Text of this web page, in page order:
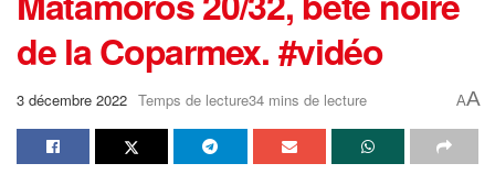
de la Coparmex. #vidéo
3 décembre 2022 Temps de lecture34 mins de lecture AA